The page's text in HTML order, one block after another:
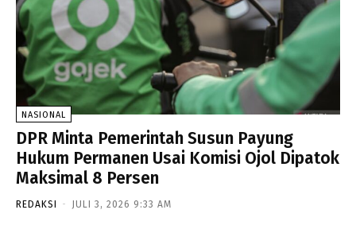
NASIONAL
DPR Minta Pemerintah Susun Payung
Hukum Permanen Usai Komisi Ojol Dipatok
Maksimal 8 Persen
REDAKSI - JULI 3, 2026 9:33 AM